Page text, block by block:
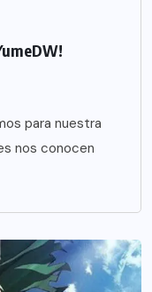
para nuestra
nos conocen